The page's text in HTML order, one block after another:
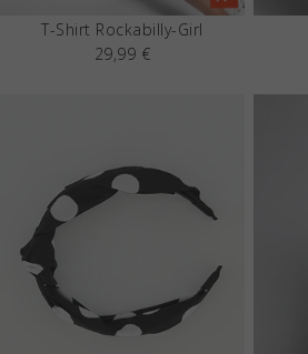
T-Shirt Rockabilly-Girl
29,99 €